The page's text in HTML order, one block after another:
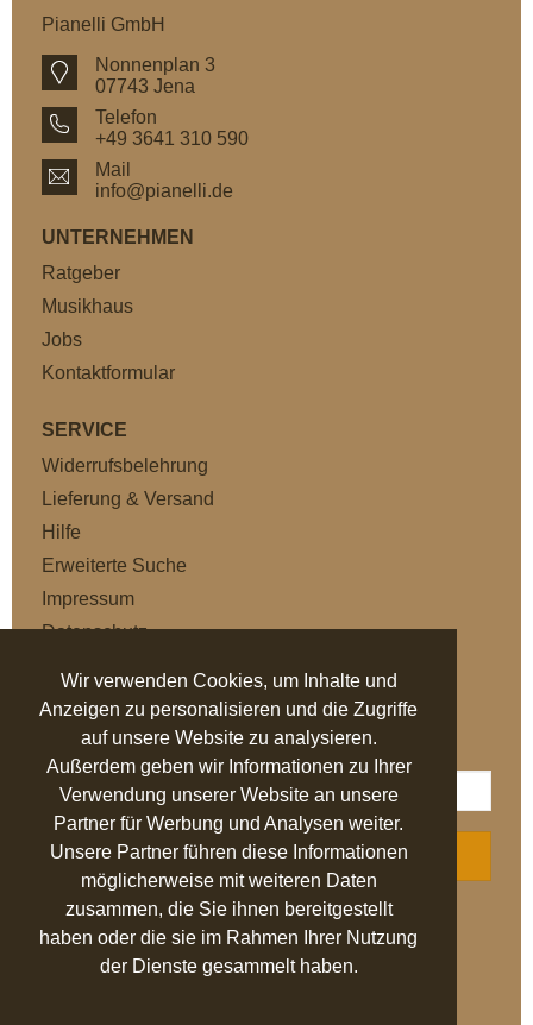
Wir verwenden Cookies, um Inhalte und
Anzeigen zu personalisieren und die Zugriffe
auf unsere Website zu analysieren.
Außerdem geben wir Informationen zu Ihrer
Verwendung unserer Website an unsere
Partner für Werbung und Analysen weiter.
Unsere Partner führen diese Informationen
möglicherweise mit weiteren Daten
zusammen, die Sie ihnen bereitgestellt
haben oder die sie im Rahmen Ihrer Nutzung
der Dienste gesammelt haben.
Pianelli GmbH
Nonnenplan 3
07743 Jena
Telefon
+49 3641 310 590
Mail
info@pianelli.de
UNTERNEHMEN
Ratgeber
Musikhaus
Jobs
Kontaktformular
SERVICE
Widerrufsbelehrung
Lieferung & Versand
Hilfe
Erweiterte Suche
Impressum
Datenschutz
NEWSLETTER
ABONNIEREN
SEHR GUT